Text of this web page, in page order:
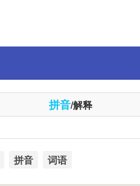
拼音/解释
拼音 词语